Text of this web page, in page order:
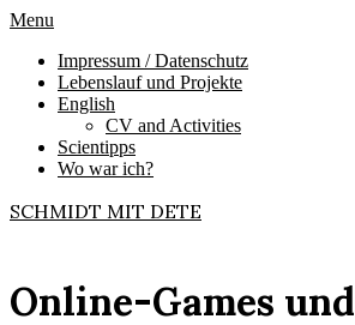
Skip
content
Primary
Menu
Menu
Impressum / Datenschutz
Lebenslauf und Projekte
English
CV and Activities
Scientipps
Wo war ich?
SCHMIDT MIT DETE
Online-Games und